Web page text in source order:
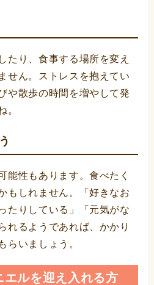
たり、食事する場所を変え
せん。ストレスを抱えてい
や散歩の時間を増やして発
。
能性もあります。食べたく
もしれません。「好きなお
たりしている」「元気がな
れるようであれば、かかり
らいましょう。
エルを迎え入れる方